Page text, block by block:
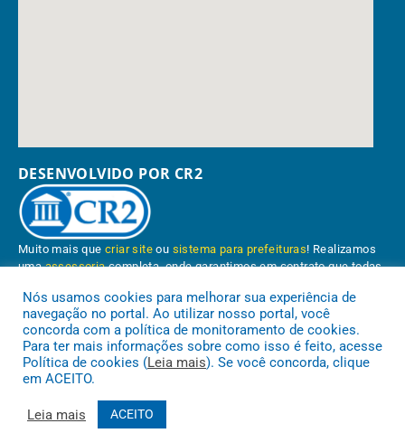
DESENVOLVIDO POR CR2
Muito mais quecriar site ou sistema para prefeituras! Realizamos
umaassessoriacompleta, onde garantimos em contrato que todas
Conheça oPNTP e oRadar da Transparência Pública
Nós usamos cookies para melhorar sua experiência de
navegação no portal. Ao utilizar nosso portal, você
concorda com a política de monitoramento de cookies.
Para ter mais informações sobre como isso é feito, acesse
Política de cookies (Leia mais). Se você concorda, clique
em ACEITO.
Leia mais ACEITO